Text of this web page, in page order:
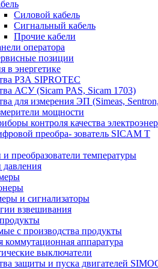
Силовой кабель
Сигнальный кабель
Прочие кабели
оператора
позиции
в энергетике
РЗА SIPROTEC
АСУ (Sicam PAS, Sicam 1703)
для измерения ЭП (Simeas,
мощности
контроля качества
преобра- зователь SICAM T
преобразователи температуры
давления
и сигнализаторы
взвешивания
с производства продукты
коммутационная аппаратура
выключатели
защиты и пуска двигателей